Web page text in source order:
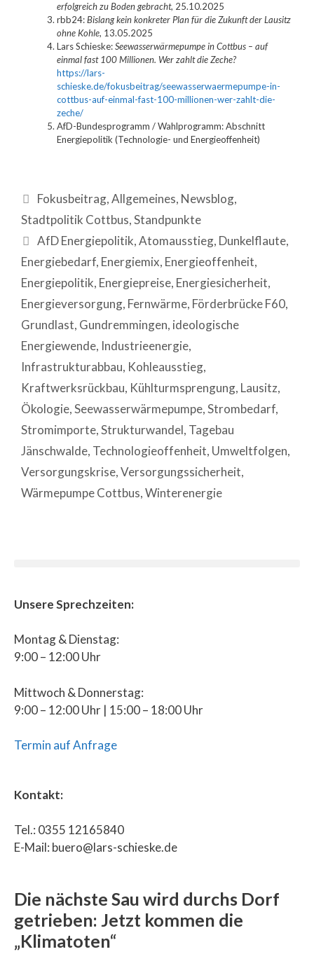
erfolgreich zu Boden gebracht, 25.10.2025
rbb24:Bislang kein konkreter Plan für die Zukunft der Lausitz
ohne Kohle, 13.05.2025
Lars Schieske:Seewasserwärmepumpe in Cottbus – auf
einmal fast 100 Millionen. Wer zahlt die Zeche?
https://lars-
schieske.de/fokusbeitrag/seewasserwaermepumpe-in-
cottbus-auf-einmal-fast-100-millionen-wer-zahlt-die-
zeche/
AfD-Bundesprogramm / Wahlprogramm: Abschnitt
Energiepolitik (Technologie- und Energieoffenheit)
Fokusbeitrag,Allgemeines, Newsblog,
Stadtpolitik Cottbus,Standpunkte
AfD Energiepolitik,Atomausstieg, Dunkelflaute,
Energiebedarf, Energiemix, Energieoffenheit,
Energiepolitik, Energiepreise, Energiesicherheit,
Energieversorgung, Fernwärme, Förderbrücke F60,
Grundlast, Gundremmingen, ideologische
Energiewende, Industrieenergie,
Infrastrukturabbau, Kohleausstieg,
Kraftwerksrückbau, Kühlturmsprengung, Lausitz,
Ökologie,Seewasserwärmepumpe,Strombedarf,
Stromimporte,Strukturwandel, Tagebau
Jänschwalde, Technologieoffenheit, Umweltfolgen,
Versorgungskrise,Versorgungssicherheit,
Wärmepumpe Cottbus,Winterenergie
Unsere Sprechzeiten:
Montag & Dienstag:
9:00 – 12:00 Uhr
Mittwoch & Donnerstag:
9:00 – 12:00 Uhr | 15:00 – 18:00 Uhr
Termin auf Anfrage
Kontakt:
Tel.: 0355 12165840
E-Mail: buero@lars-schieske.de
Die nächste Sau wird durchs Dorf
getrieben: Jetzt kommen die
„Klimatoten“